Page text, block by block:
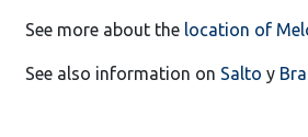
See more about the location of
See also information on Salto y